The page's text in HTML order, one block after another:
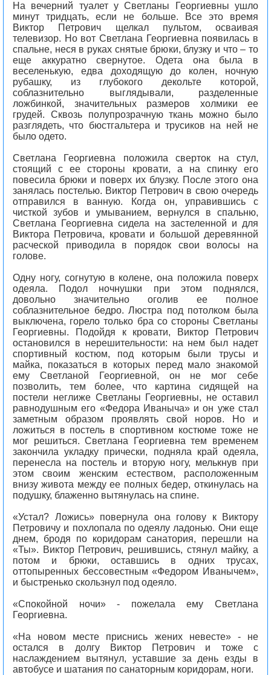
На вечерний туалет у Светланы Георгиевны ушло
минут тридцать, если не больше. Все это время
Виктор Петрович щелкал пультом, осваивая
телевизор. Но вот Светлана Георгиевна появилась в
спальне, неся в руках снятые брюки, блузку и что – то
еще аккуратно свернутое. Одета она была в
веселенькую, едва доходящую до колен, ночную
рубашку, из глубокого декольте которой,
соблазнительно выглядывали, разделенные
ложбинкой, значительных размеров холмики ее
грудей. Сквозь полупрозрачную ткань можно было
разглядеть, что бюстгальтера и трусиков на ней не
было одето.
Светлана Георгиевна положила сверток на стул,
стоящий с ее стороны кровати, а на спинку его
повесила брюки и поверх их блузку. После этого она
занялась постелью. Виктор Петрович в свою очередь
отправился в ванную. Когда он, управившись с
чисткой зубов и умыванием, вернулся в спальню,
Светлана Георгиевна сидела на застеленной и для
Виктора Петровича, кровати и большой деревянной
расческой приводила в порядок свои волосы на
голове.
Одну ногу, согнутую в колене, она положила поверх
одеяла. Подол ночнушки при этом поднялся,
довольно значительно оголив ее полное
соблазнительное бедро. Люстра под потолком была
выключена, горело только бра со стороны Светланы
Георгиевны. Подойдя к кровати, Виктор Петрович
остановился в нерешительности: на нем был надет
спортивный костюм, под которым были трусы и
майка, показаться в которых перед мало знакомой
ему Светланой Георгиевной, он не мог себе
позволить, тем более, что картина сидящей на
постели неглиже Светланы Георгиевны, не оставил
равнодушным его «Федора Иваныча» и он уже стал
заметным образом проявлять свой норов. Но и
ложиться в постель в спортивном костюме тоже не
мог решиться. Светлана Георгиевна тем временем
закончила укладку прически, подняла край одеяла,
перенесла на постель и вторую ногу, мелькнув при
этом своим женским естеством, расположенным
внизу живота между ее полных бедер, откинулась на
подушку, блаженно вытянулась на спине.
«Устал? Ложись» повернула она голову к Виктору
Петровичу и похлопала по одеялу ладонью. Они еще
днем, бродя по коридорам санатория, перешли на
«Ты». Виктор Петрович, решившись, стянул майку, а
потом и брюки, оставшись в одних трусах,
оттопыренных бессовестным «Федором Иванычем»,
и быстренько скользнул под одеяло.
«Спокойной ночи» - пожелала ему Светлана
Георгиевна.
«На новом месте приснись жених невесте» - не
остался в долгу Виктор Петрович и тоже с
наслаждением вытянул, уставшие за день езды в
автобусе и шатания по санаторным коридорам, ноги.